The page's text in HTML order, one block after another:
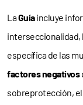
LaGuíaincluye
interseccionalidad,
específica de las
factores negativos
sobreprotección,